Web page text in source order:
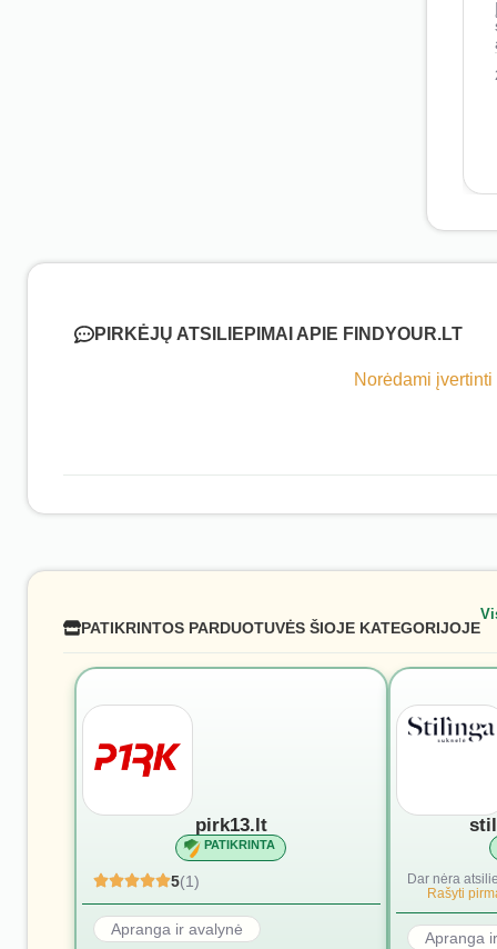
PIRKĖJŲ ATSILIEPIMAI APIE FINDYOUR.LT
Norėdami
PATIKRINTOS PARDUOTUVĖS ŠIOJE KATEGORIJOJE
pirk13.lt
PATIKRINTA
5(1)
Apranga ir avalynė
Dar nėra
Rašyti
Apranga